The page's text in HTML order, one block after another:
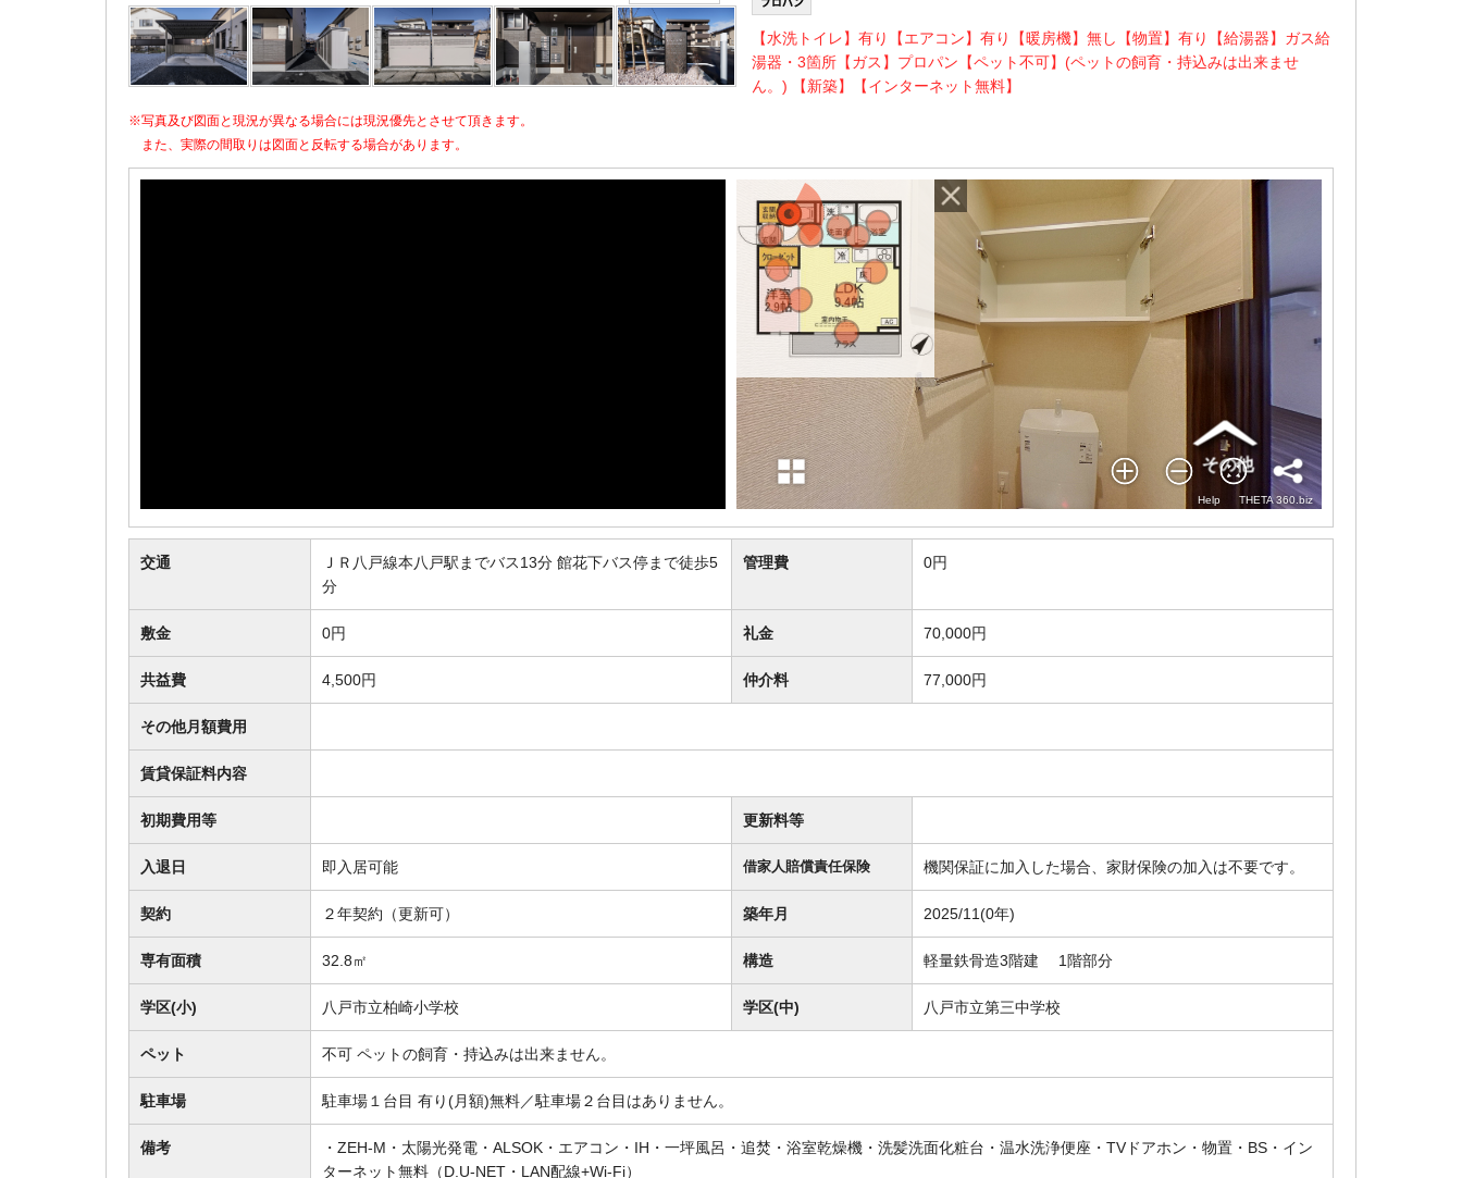
※写真及び図面と現況が異なる場合には現況優先とさせて頂きます。
また、実際の間取りは図面と反転する場合があります。
【水洗トイレ】有り【エアコン】有り【暖房機】無し【物置】有り【給湯器】ガス給
湯器・3箇所【ガス】プロパン【ペット不可】(ペットの飼育・持込みは出来ませ
ん。) 【新築】【インターネット無料】
交通
ＪＲ八戸線本八戸駅までバス13分 館花下バス停まで徒歩5
分
管理費 0円
敷金 0円 礼金 70,000円
共益費 4,500円 仲介料 77,000円
その他月額費用
賃貸保証料内容
初期費用等 更新料等
入退日 即入居可能 借家人賠償責任保険 機関保証に加入した場合、家財保険の加入は不要です。
契約 ２年契約（更新可） 築年月 2025/11(0年)
専有面積 32.8㎡ 構造 軽量鉄骨造3階建 1階部分
学区(小) 八戸市立柏崎小学校 学区(中) 八戸市立第三中学校
ペット 不可 ペットの飼育・持込みは出来ません。
駐車場 駐車場１台目 有り(月額)無料／駐車場２台目はありません。
備考
・ZEH-M・太陽光発電・ALSOK・エアコン・IH・一坪風呂・追焚・浴室乾燥機・洗髪洗面化粧台・温水洗浄便座・TVドアホン・物置・BS・イン
ターネット無料（D.U-NET・LAN配線+Wi-Fi）